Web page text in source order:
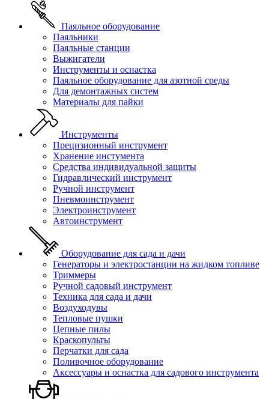
Паяльное оборудование
Паяльники
Паяльные станции
Выжигатели
Инструменты и оснастка
Паяльное оборудование для азотной среды
Для демонтажных систем
Материалы для пайки
Инструменты
Прецизионный инструмент
Хранение инстумента
Средства индивидуальной защиты
Гидравлический инструмент
Ручной инструмент
Пневмоинструмент
Электроинструмент
Автоинструмент
Оборудование для сада и дачи
Генераторы и электростанции на жидком топливе
Триммеры
Ручной садовый инструмент
Техника для сада и дачи
Воздуходувы
Тепловые пушки
Цепные пилы
Краскопульты
Перчатки для сада
Поливочное оборудование
Аксессуары и оснастка для садового инструмента